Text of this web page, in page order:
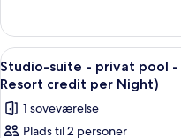
(THB
2,000
Net
Resort
credit
per
værelse
adgang
til
(THB
2,000
Indlæs
alle
billeder
af
5
Studio-suite - privat pool
Resort credit per Night)
1 soveværelse
Plads til 2 personer